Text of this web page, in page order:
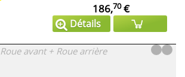
186,70€
Détails
Roue avant + Roue arrière